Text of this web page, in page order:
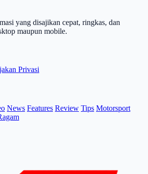
yang disajikan cepat, ringkas, dan
maupun mobile.
Privasi
News Features Review Tips Motorsport